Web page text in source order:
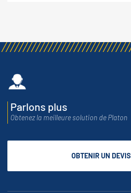
Parlons plus
Obtenez la meilleure solution de Platon
OBTENIR UN DEVIS